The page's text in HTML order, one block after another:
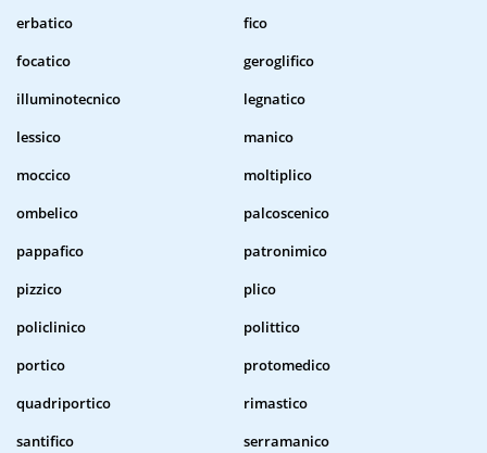
erbatico
fico
focatico
geroglifico
illuminotecnico
legnatico
lessico
manico
moccico
moltiplico
ombelico
palcoscenico
pappafico
patronimico
pizzico
plico
policlinico
polittico
portico
protomedico
quadriportico
rimastico
santifico
serramanico